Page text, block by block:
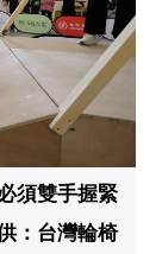
須雙手握緊
：台灣輪椅